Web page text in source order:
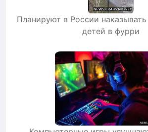
Планируют в России наказывать
детей в фурри